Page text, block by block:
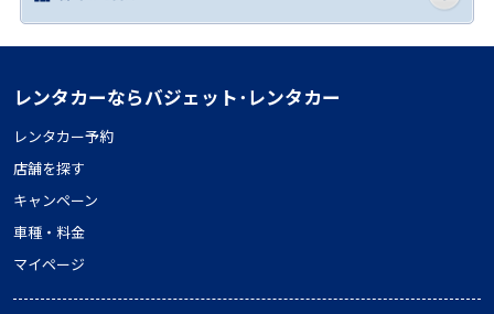
レンタカーならバジェット･レンタカー
レンタカー予約
店舗を探す
キャンペーン
車種・料金
マイページ